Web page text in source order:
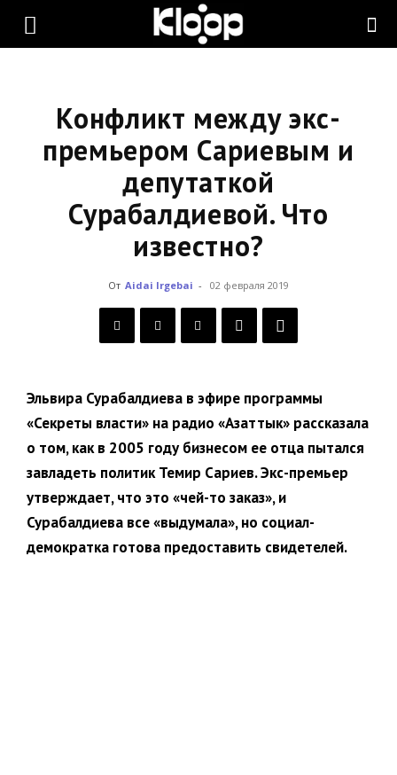
KLOOP.KG
Конфликт между экс-
премьером Сариевым и
депутаткой
Сурабалдиевой. Что
известно?
От Aidai Irgebai - 02 февраля 2019
Эльвира Сурабалдиева в эфире программы
«Секреты власти» на радио «Азаттык» рассказала
о том, как в 2005 году бизнесом ее отца пытался
завладеть политик Темир Сариев. Экс-премьер
утверждает, что это «чей-то заказ», и
Сурабалдиева все «выдумала», но социал-
демократка готова предоставить свидетелей.